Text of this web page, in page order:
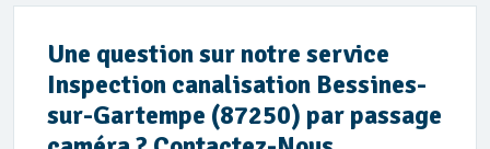
Une question sur notre service
Inspection canalisation Bessines-
sur-Gartempe (87250) par passage